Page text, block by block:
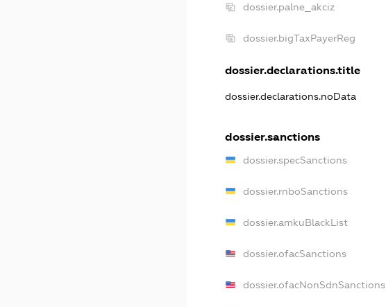
dossier.palne_akciz
dossier.bigTaxPayerReg
dossier.declarations.title
dossier.declarations.noData
dossier.sanctions
dossier.specSanctions
dossier.rnboSanctions
dossier.amkuBlackList
dossier.ofacSanctions
dossier.ofacNonSdnSanctions